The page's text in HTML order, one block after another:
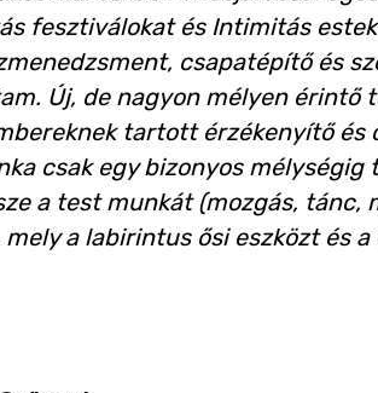
fesztiválokat és Intimitás
csapatépítő és
Új, de nagyon mélyen érintő
tartott érzékenyítő
csak egy bizonyos
a test munkát (mozgás, tánc,
a labirintus ősi eszközt és